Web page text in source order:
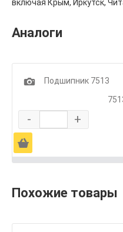
включая Крым, Иркутск,
Аналоги
1
Подшипник 7513
- +
Ä
Похожие товары